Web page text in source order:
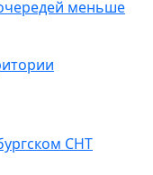
меньше
СНТ